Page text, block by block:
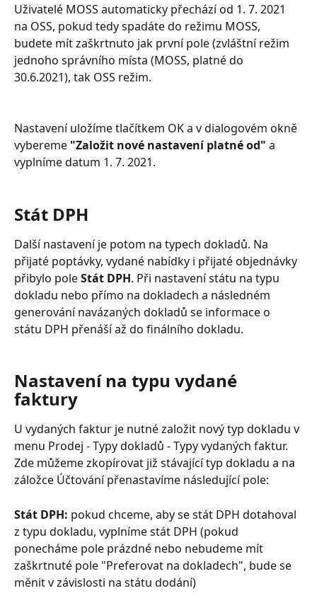
Uživatelé MOSS automaticky přechází od 1. 7. 2021
na OSS, pokud tedy spadáte do režimu MOSS,
budete mít zaškrtnuto jak první pole (zvláštní režim
jednoho správního místa (MOSS, platné do
30.6.2021), tak OSS režim.
Nastavení uložíme tlačítkem OK a v dialogovém okně
vybereme "Založit nové nastavení platné od" a
vyplníme datum 1. 7. 2021.
Stát DPH
Další nastavení je potom na typech dokladů. Na
přijaté poptávky, vydané nabídky i přijaté objednávky
přibylo pole Stát DPH. Při nastavení státu na typu
dokladu nebo přímo na dokladech a následném
generování navázaných dokladů se informace o
státu DPH přenáší až do finálního dokladu.
Nastavení na typu vydané
faktury
U vydaných faktur je nutné založit nový typ dokladu v
menu Prodej - Typy dokladů - Typy vydaných faktur.
Zde můžeme zkopírovat již stávající typ dokladu a na
záložce Účtování přenastavíme následující pole:
Stát DPH: pokud chceme, aby se stát DPH dotahoval
z typu dokladu, vyplníme stát DPH (pokud
ponecháme pole prázdné nebo nebudeme mít
zaškrtnuté pole "Preferovat na dokladech", bude se
měnit v závislosti na státu dodání)